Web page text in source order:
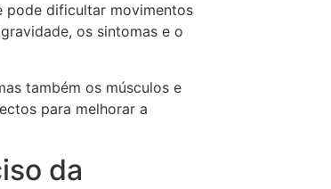
pode dificultar movimentos
os sintomas e o
também os músculos e
para melhorar a
da